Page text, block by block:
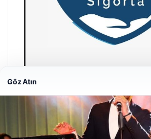
Hastaş Beton
26/05/2026
Göz Atın